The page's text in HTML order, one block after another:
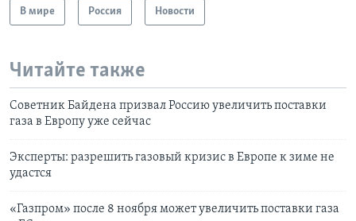
В мире Россия Новости
Читайте также
Советник Байдена призвал Россию увеличить поставки
газа в Европу уже сейчас
Эксперты: разрешить газовый кризис в Европе к зиме не
удастся
«Газпром» после 8 ноября может увеличить поставки газа